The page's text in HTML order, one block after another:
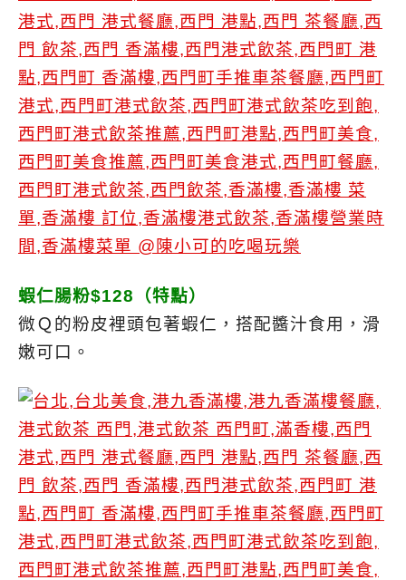
蝦仁腸粉$128（特點）
微Ｑ的粉皮裡頭包著蝦仁，搭配醬汁食用，滑
嫩可口。